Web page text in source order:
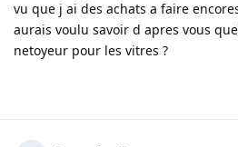
vu que j ai des achats a faire
aurais voulu savoir d apres vous
netoyeur pour les vitres ?